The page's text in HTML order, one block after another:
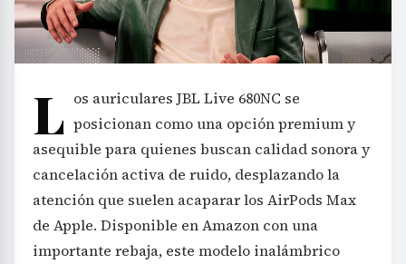
L os auriculares JBL Live 680NC se
posicionan como una opción premium y
asequible para quienes buscan calidad sonora y
cancelación activa de ruido, desplazando la
atención que suelen acaparar los AirPods Max
de Apple. Disponible en Amazon con una
importante rebaja, este modelo inalámbrico